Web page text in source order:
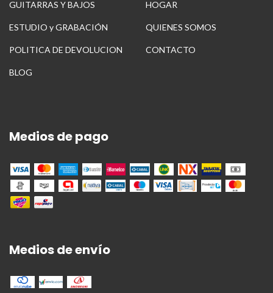
GUITARRAS Y BAJOS HOGAR
ESTUDIO y GRABACIÓN QUIENES SOMOS
POLITICA DE DEVOLUCION CONTACTO
BLOG
Medios de pago
Medios de envío